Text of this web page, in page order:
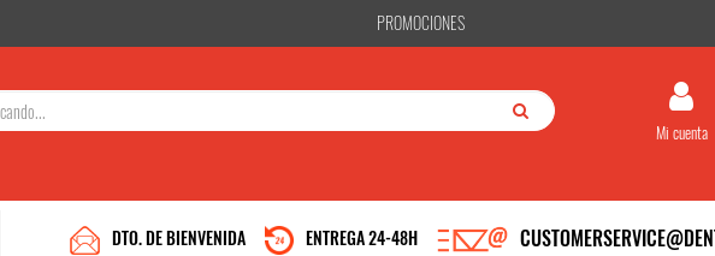
PROMOCIONES
Mi cuenta
ENTREGA 24-48H
DTO. DE BIENVENIDA